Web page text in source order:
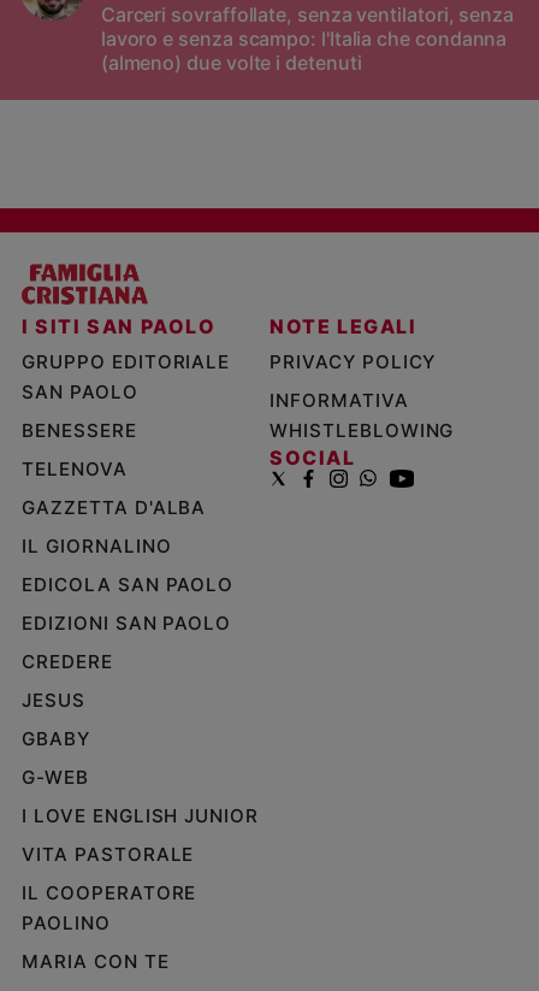
Carceri sovraffollate, senza ventilatori, senza
lavoro e senza scampo: l'Italia che condanna
(almeno) due volte i detenuti
I SITI SAN PAOLO
GRUPPO EDITORIALE
SAN PAOLO
BENESSERE
TELENOVA
GAZZETTA D'ALBA
IL GIORNALINO
EDICOLA SAN PAOLO
EDIZIONI SAN PAOLO
CREDERE
JESUS
GBABY
G-WEB
I LOVE ENGLISH JUNIOR
VITA PASTORALE
IL COOPERATORE
PAOLINO
MARIA CON TE
NOTE LEGALI
PRIVACY POLICY
INFORMATIVA
WHISTLEBLOWING
SOCIAL